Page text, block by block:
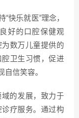
快乐就医”理念，
好的口腔保健观
数万儿童提供的
卫生习惯，促进
自信笑容。
的发展，致力于
疗服务。通过构